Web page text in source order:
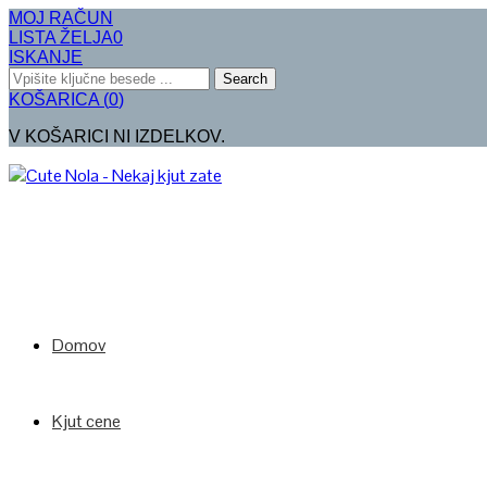
MOJ RAČUN
LISTA ŽELJA0
ISKANJE
Search
KOŠARICA (0)
V KOŠARICI NI IZDELKOV.
Domov
Kjut cene